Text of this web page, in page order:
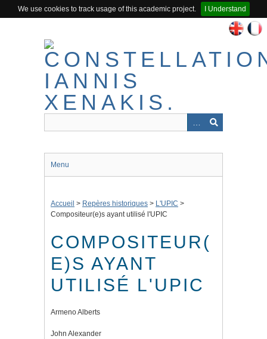
We use cookies to track usage of this academic project.
I Understand
Menu
Accueil > Repères historiques > L'UPIC >
Compositeur(e)s ayant utilisé l'UPIC
COMPOSITEUR(
E)S AYANT
UTILISÉ L'UPIC
Armeno Alberts
John Alexander